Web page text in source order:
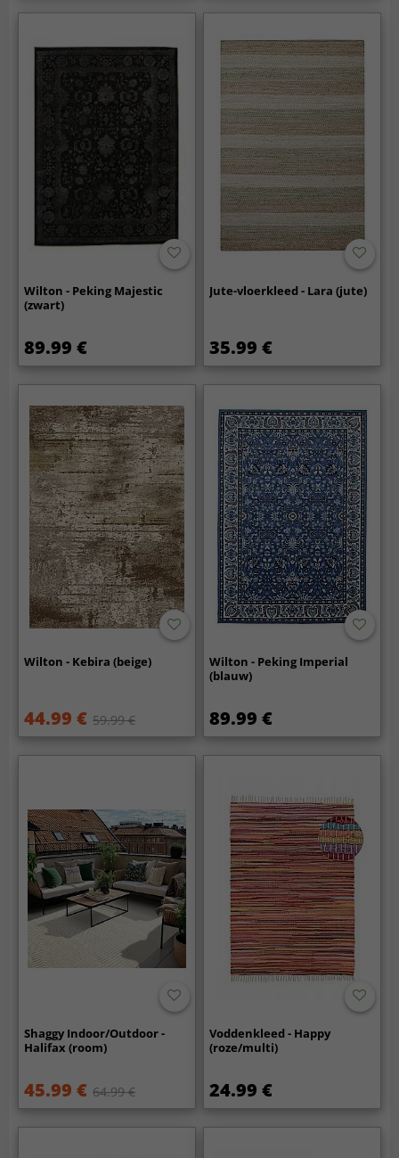
Wilton - Peking Majestic
(zwart)
89.99 €
Jute-vloerkleed - Lara (jute)
35.99 €
Wilton - Kebira (beige)
44.99 € 59.99 €
Wilton - Peking Imperial
(blauw)
89.99 €
Shaggy Indoor/Outdoor -
Halifax (room)
45.99 € 64.99 €
Voddenkleed - Happy
(roze/multi)
24.99 €